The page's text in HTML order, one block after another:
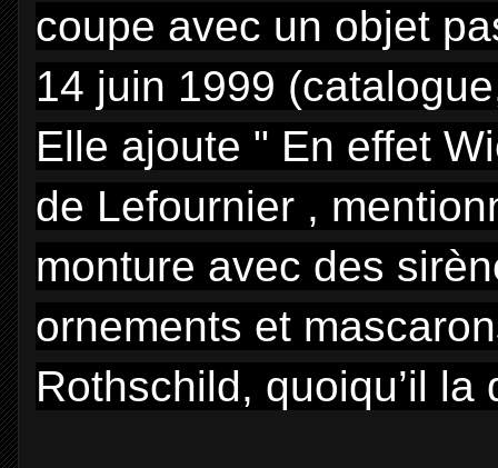
coupe avec un objet
14 juin 1999
Elle ajoute " En effet
de Lefournier ,
monture avec des
ornements et
Rothschild, quoiqu’il la